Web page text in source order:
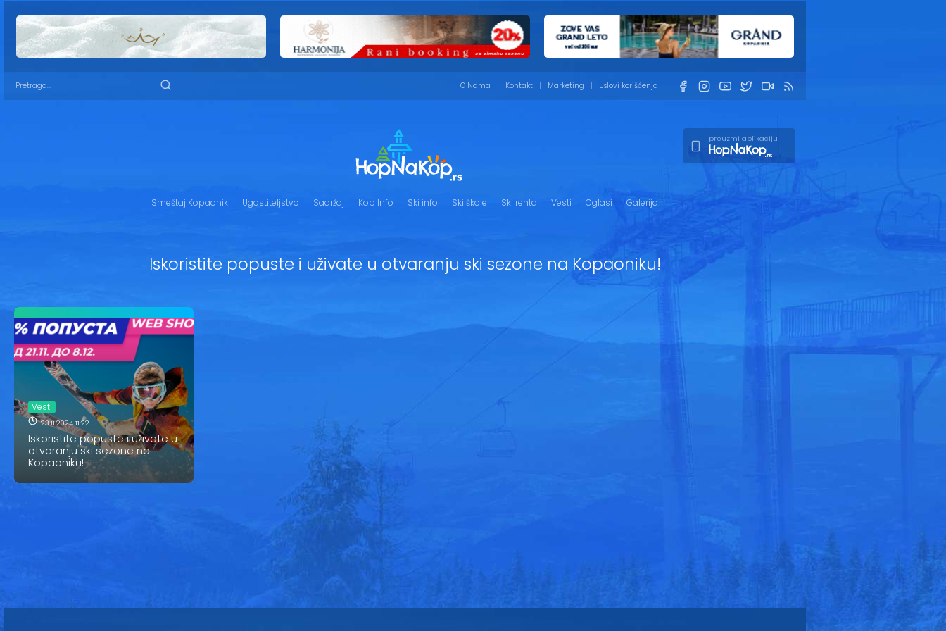
O Nama Kontakt Marketing Uslovi korišćenja
preuzmi aplikaciju
Smeštaj Kopaonik Ugostiteljstvo Sadržaj Kop Info Ski info Ski škole Ski renta Vesti Oglasi Galerija
Iskoristite popuste i uživate u otvaranju ski sezone na Kopaoniku!
Vesti
23.11.2024 11:22
Iskoristite popuste i uživate u
otvaranju ski sezone na
Kopaoniku!